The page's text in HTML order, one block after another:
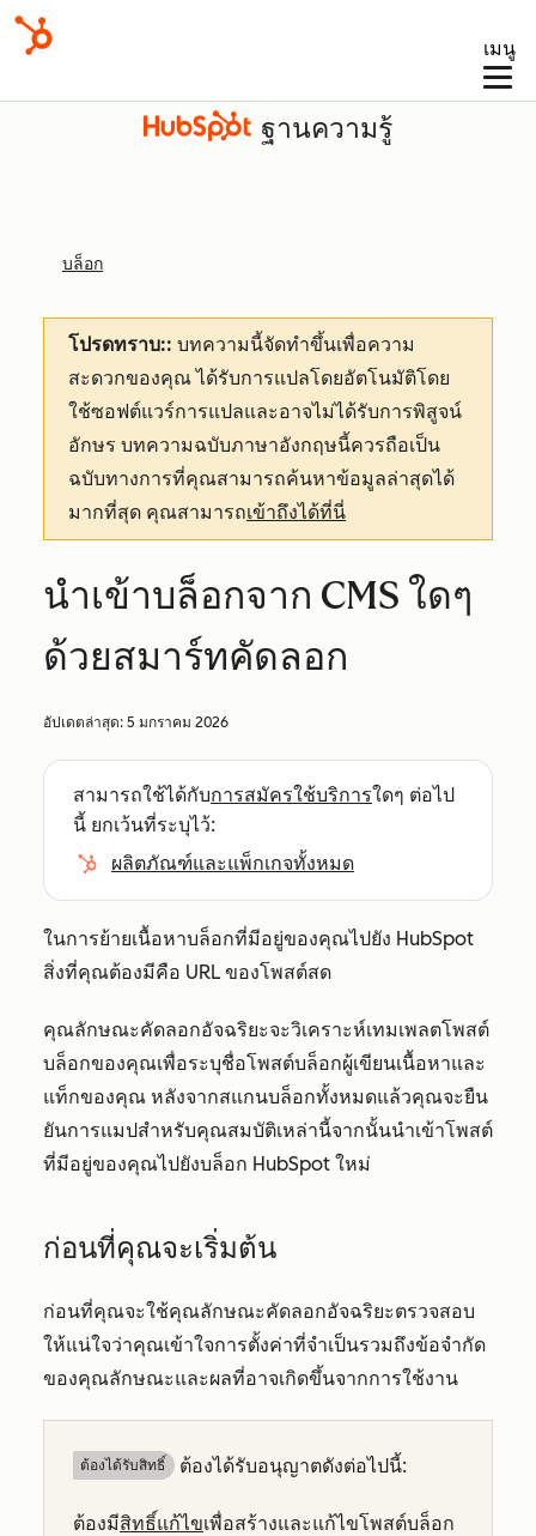
เมนู
ฐานความรู้
บล็อก
โปรดทราบ:: บทความนี้จัดทำขึ้นเพื่อความ
สะดวกของคุณได้รับการแปลโดยอัตโนมัติโดย
ใช้ซอฟต์แวร์การแปลและอาจไม่ได้รับการพิสูจน์
อักษร บทความฉบับภาษาอังกฤษนี้ควรถือเป็น
ฉบับทางการที่คุณสามารถค้นหาข้อมูลล่าสุดได้
มากที่สุด คุณสามารถเข้าถึงได้ที่นี่
นำเข้าบล็อกจาก CMS ใดๆ
ด้วยสมาร์ทคัดลอก
อัปเดตล่าสุด: 5 มกราคม 2026
สามารถใช้ได้กับการสมัครใช้บริการใดๆ ต่อไป
นี้ ยกเว้นที่ระบุไว้:
ผลิตภัณฑ์และแพ็กเกจทั้งหมด
ในการย้ายเนื้อหาบล็อกที่มีอยู่ของคุณไปยัง HubSpot
สิ่งที่คุณต้องมีคือ URL ของโพสต์สด
คุณลักษณะคัดลอกอัจฉริยะจะวิเคราะห์เทมเพลตโพสต์
บล็อกของคุณเพื่อระบุชื่อโพสต์บล็อกผู้เขียนเนื้อหาและ
แท็กของคุณ หลังจากสแกนบล็อกทั้งหมดแล้วคุณจะยืน
ยันการแมปสำหรับคุณสมบัติเหล่านี้จากนั้นนำเข้าโพสต์
ที่มีอยู่ของคุณไปยังบล็อก HubSpot ใหม่
ก่อนที่คุณจะเริ่มต้น
ก่อนที่คุณจะใช้คุณลักษณะคัดลอกอัจฉริยะตรวจสอบ
ให้แน่ใจว่าคุณเข้าใจการตั้งค่าที่จำเป็นรวมถึงข้อจำกัด
ของคุณลักษณะและผลที่อาจเกิดขึ้นจากการใช้งาน
ต้องได้รับสิทธิ์​ ต้องได้รับอนุญาตดังต่อไปนี้:
ต้องมีสิทธิ์แก้ไขเพื่อสร้างและแก้ไขโพสต์บล็อก